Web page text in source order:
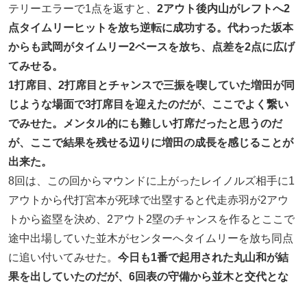
テリーエラーで1点を返すと、 2アウト後内山がレフトへ2
点タイムリーヒットを放ち逆転に成功する。代わった坂本
からも武岡がタイムリー2ベースを放ち、点差を2点に広げ
てみせる。
1打席目、2打席目とチャンスで三振を喫していた増田が同
じような場面で3打席目を迎えたのだが、ここでよく繋い
でみせた。メンタル的にも難しい打席だったと思うのだ
が、ここで結果を残せる辺りに増田の成長を感じることが
出来た。
8回は、この回からマウンドに上がったレイノルズ相手に1
アウトから代打宮本が死球で出塁すると代走赤羽が2アウ
トから盗塁を決め、2アウト2塁のチャンスを作るとここで
途中出場していた並木がセンターへタイムリーを放ち同点
に追い付いてみせた。 今日も1番で起用された丸山和が結
果を出していたのだが、6回表の守備から並木と交代とな